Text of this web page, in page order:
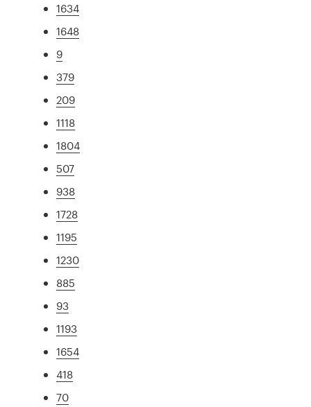
1634
1648
9
379
209
1118
1804
507
938
1728
1195
1230
885
93
1193
1654
418
70